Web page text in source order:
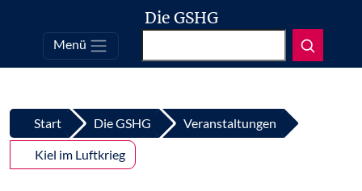
Top
Zum Inhalt springen
Die GSHG
Menü
Start Die GSHG Veranstaltungen
Kiel im Luftkrieg